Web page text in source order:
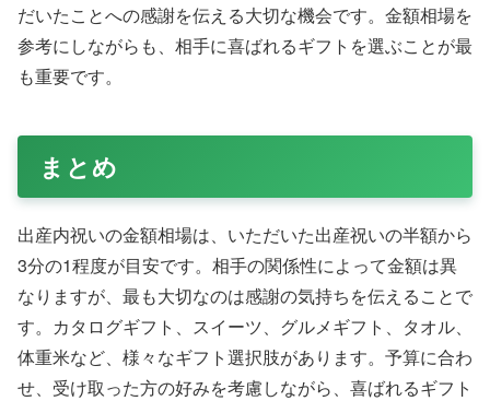
だいたことへの感謝を伝える大切な機会です。金額相場を
参考にしながらも、相手に喜ばれるギフトを選ぶことが最
も重要です。
まとめ
出産内祝いの金額相場は、いただいた出産祝いの半額から
3分の1程度が目安です。相手の関係性によって金額は異
なりますが、最も大切なのは感謝の気持ちを伝えることで
す。カタログギフト、スイーツ、グルメギフト、タオル、
体重米など、様々なギフト選択肢があります。予算に合わ
せ、受け取った方の好みを考慮しながら、喜ばれるギフト